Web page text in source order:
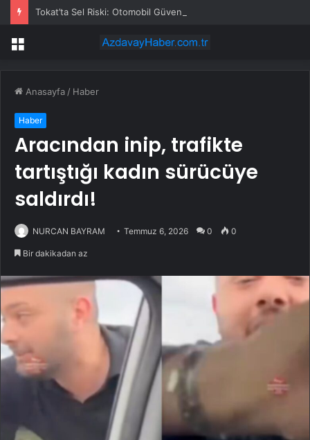
Tokat’ta Sel Riski: Otomobil Güvenli Alana Çekildi
Menü
Anasayfa / Haber
Haber
Aracından inip, trafikte
tartıştığı kadın sürücüye
saldırdı!
NURCAN BAYRAM Temmuz 6, 2026 0 0
Bir dakikadan az